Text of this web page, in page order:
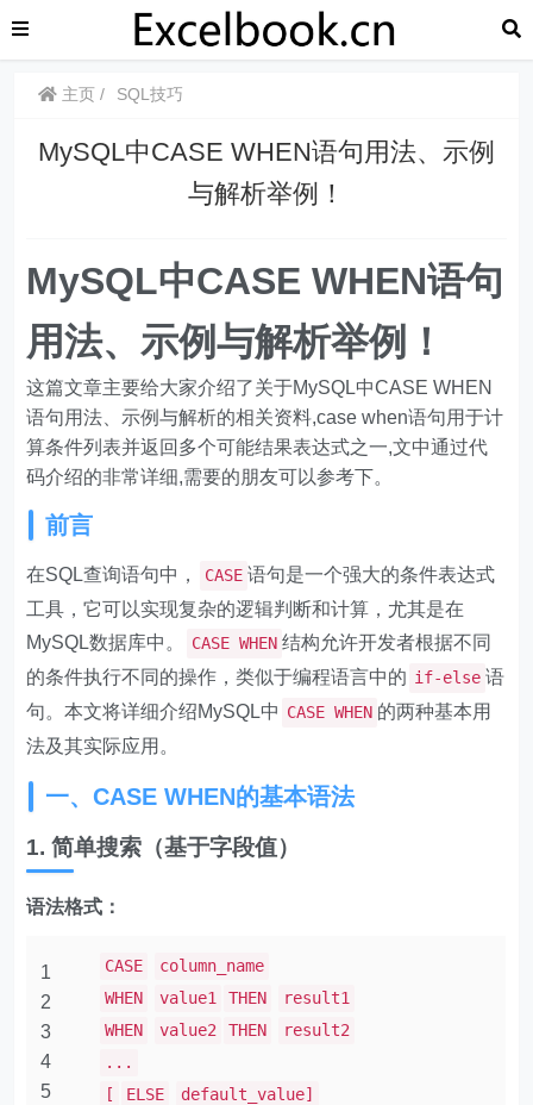
主页 SQL技巧
MySQL中CASE WHEN语句用法、示例
与解析举例！
MySQL中CASE WHEN语句
用法、示例与解析举例！
这篇文章主要给大家介绍了关于MySQL中CASE WHEN
语句用法、示例与解析的相关资料,case when语句用于计
算条件列表并返回多个可能结果表达式之一,文中通过代
码介绍的非常详细,需要的朋友可以参考下。
前言
在SQL查询语句中， CASE 语句是一个强大的条件表达式
工具，它可以实现复杂的逻辑判断和计算，尤其是在
MySQL数据库中。
CASE WHEN 结构允许开发者根据不同
的条件执行不同的操作，类似于编程语言中的 if-else 语
句。本文将详细介绍MySQL中 CASE WHEN 的两种基本用
法及其实际应用。
一、CASE WHEN的基本语法
1. 简单搜索（基于字段值）
语法格式：
1
2
3
4
5
CASE
column_name
WHEN
value1 THEN
result1
WHEN
value2 THEN
result2
...
[
ELSE
default_value]